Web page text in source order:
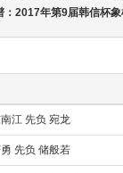
2017年第9届韩信杯
江 先负 宛龙
先负 储般若